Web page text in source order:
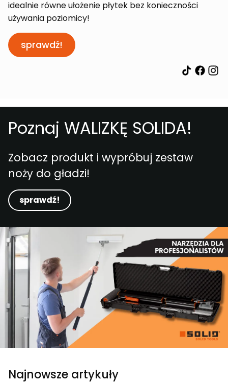
idealnie równe ułożenie płytek bez konieczności
używania poziomicy!
sprawdź!
Poznaj WALIZKĘ SOLIDA!
Zobacz produkt i wypróbuj zestaw
noży do gładzi!
sprawdź!
Najnowsze artykuły